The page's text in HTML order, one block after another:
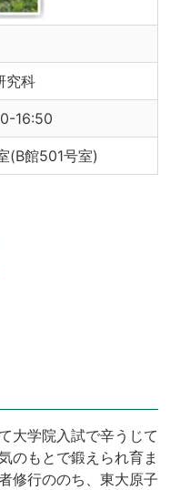
究科
16:50
(B館501号室)
大学院入試で辛うじて
のもとで鍛えられ育ま
修行ののち、東大原子